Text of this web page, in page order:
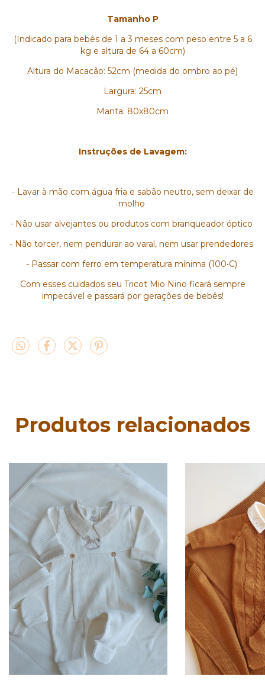
Tamanho P
(Indicado para bebês de 1 a 3 meses com peso entre 5 a 6
kg e altura de 64 a 60cm)
Altura do Macacão: 52cm (medida do ombro ao pé)
Largura: 25cm
Manta: 80x80cm
Instruções de Lavagem:
- Lavar à mão com água fria e sabão neutro, sem deixar de
molho
- ⁠Não usar alvejantes ou produtos com branqueador óptico
- ⁠Não torcer, nem pendurar ao varal, nem usar prendedores
- ⁠Passar com ferro em temperatura mínima (100•C)
Com esses cuidados seu Tricot Mio Nino ficará sempre
impecável e passará por gerações de bebês!
Produtos relacionados